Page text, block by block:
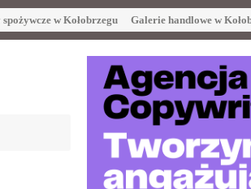
w Kołobrzegu Galerie handlowe w